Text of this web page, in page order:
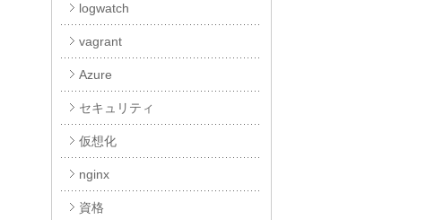
logwatch
vagrant
Azure
セキュリティ
仮想化
nginx
資格